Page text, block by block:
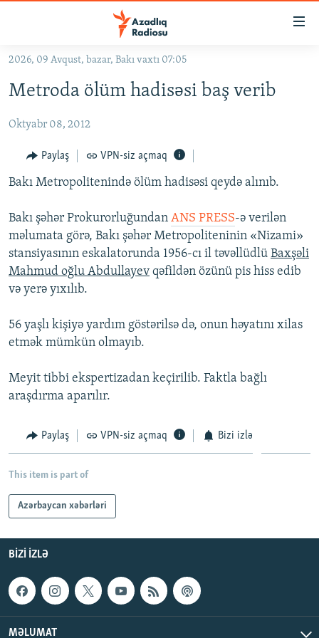
Əsas
qayıt
naviqasiyaya
Axtarışa
keç
KORRUPSIOMETR
#ƏSLINDƏ
FƏRQƏ BAX
ARAŞDIRMA
MULTIMEDIA
İNFOQRAFIKA
RADIO ARXIV
AZƏRBAYCAN ƏDƏBIYYATI KITABXANASI
İZ - MƏDƏNIYYƏT PROQRAMI
MISSIYAMIZ
MATERIALLARIMIZDAN ISTIFADƏ
BIZIMLƏ ƏLAQƏ
BIZI IZLƏ
2026, 09 Avqust, bazar, Bakı vaxtı 07:05
Metroda ölüm hadisəsi baş verib
Oktyabr 08, 2012
Paylaş VPN-siz açmaq
Bakı Metropolitenində ölüm hadisəsi qeydə alınıb.
Bakı şəhər Prokurorluğundan ANS PRESS-ə verilən
məlumata görə, Bakı şəhər Metropoliteninin «Nizami»
stansiyasının eskalatorunda 1956-cı il təvəllüdlü Baxşəli
Mahmud oğlu Abdullayev qəfildən özünü pis hiss edib
və yerə yıxılıb.
56 yaşlı kişiyə yardım göstərilsə də, onun həyatını xilas
etmək mümkün olmayıb.
Meyit tibbi ekspertizadan keçirilib. Faktla bağlı
araşdırma aparılır.
Paylaş VPN-siz açmaq Bizi izlə
This item is part of
Azərbaycan xəbərləri
BIZI IZLƏ
MƏLUMAT